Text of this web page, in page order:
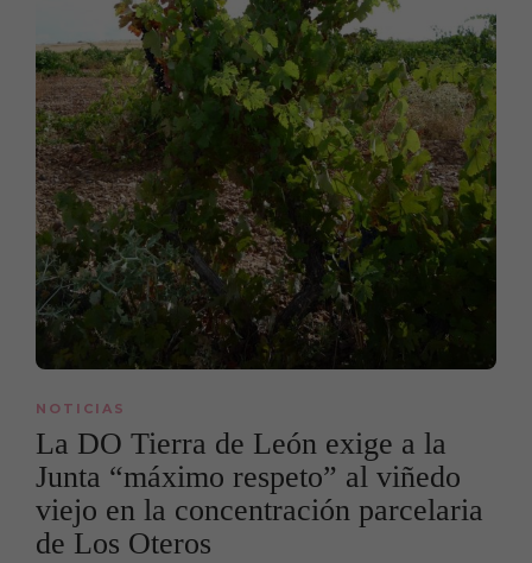
NOTICIAS
La DO Tierra de León exige a la
Junta “máximo respeto” al viñedo
viejo en la concentración parcelaria
de Los Oteros